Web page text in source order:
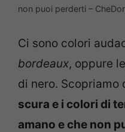
non puoi perderti –
Ci sono colori
bordeaux, oppure
di nero. Scopriamo
scura e i colori di
amano e che non